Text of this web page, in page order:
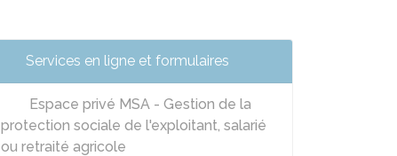
Services en ligne et formulaires
Espace privé MSA - Gestion de la
protection sociale de l'exploitant, salarié
ou retraité agricole